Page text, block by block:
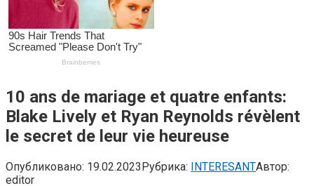
10 ans de mariage et quatre enfants:
Blake Lively et Ryan Reynolds révèlent
le secret de leur vie heureuse
Опубликовано: 19.02.2023Рубрика: INTERESANTАвтор:
editor